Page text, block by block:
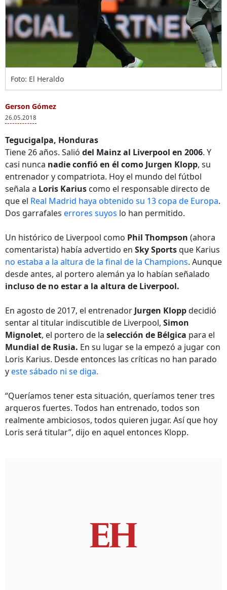
Foto: El Heraldo
Gerson Gómez
26.05.2018
Tegucigalpa, Honduras
Tiene 26 años. Salió del Mainz al Liverpool en 2006. Y
casi nunca nadie confió en él como Jurgen Klopp, su
entrenador y compatriota. Hoy el mundo del fútbol
señala a Loris Karius como el responsable directo de
que el Real Madrid haya obtenido su 13 copa de Europa.
Dos garrafales errores suyos lo han permitido.
Un histórico de Liverpool como Phil Thompson (ahora
comentarista) había advertido en Sky Sportsque Karius
no estaba a la altura de la final de la Champions. Aunque
desde antes, al portero alemán ya lo habían señalado
incluso de no estar a la altura de Liverpool.
En agosto de 2017, el entrenador Jurgen Kloppdecidió
sentar al titular indiscutible de Liverpool, Simon
Mignolet, el portero de la selección de Bélgica para el
Mundial de Rusia. En su lugar se la empezó a jugar con
Loris Karius. Desde entonces las críticas no han parado
yeste sábado ni se diga.
“Queríamos tener esta situación, queríamos tener tres
arqueros fuertes. Todos han entrenado, todos son
realmente ambiciosos, todos quieren jugar. Así que hoy
Loris será titular”, dijo en aquel entonces Klopp.